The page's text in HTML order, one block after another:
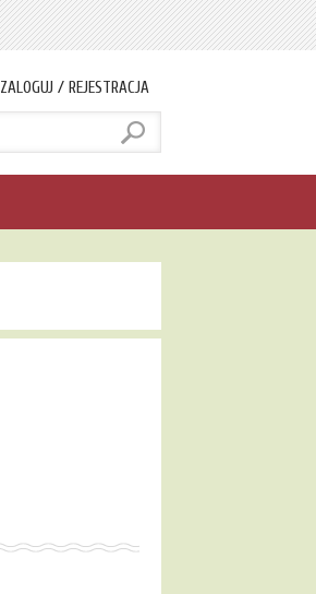
ZALOGUJ / REJESTRACJA